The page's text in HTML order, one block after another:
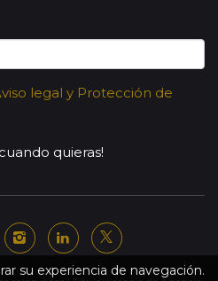
su experiencia de navegación.
legal y Protección de
quieras!